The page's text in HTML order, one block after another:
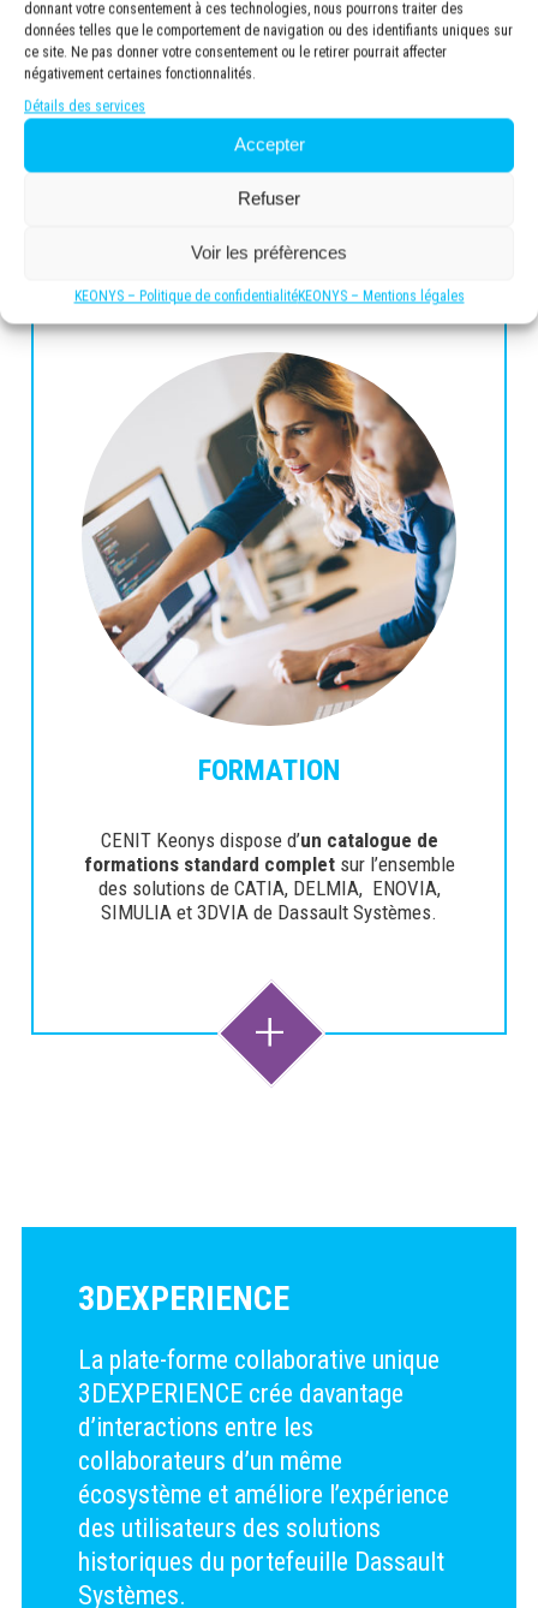
donnant votre consentement à ces technologies, nous pourrons traiter des
données telles que le comportement de navigation ou des identifiants uniques sur
ce site. Ne pas donner votre consentement ou le retirer pourrait affecter
négativement certaines fonctionnalités.
Détails des services
Accepter
Refuser
Voir les préfèrences
KEONYS – Politique de confidentialitéKEONYS – Mentions légales
feuille de route, CENIT Keonys met ses
experts à votre service pour vous accompagner
au quotidien, comprendre vos attentes et vous
proposer les solutions les plus adaptées à vos
+
FORMATION
CENIT Keonys dispose d’un catalogue de
formations standard complet sur l’ensemble
des solutions de CATIA, DELMIA, ENOVIA,
SIMULIA et 3DVIA de Dassault Systèmes.
+
3DEXPERIENCE
La plate-forme collaborative unique
3DEXPERIENCE crée davantage
d’interactions entre les
collaborateurs d’un même
écosystème et améliore l’expérience
des utilisateurs des solutions
historiques du portefeuille Dassault
Systèmes.